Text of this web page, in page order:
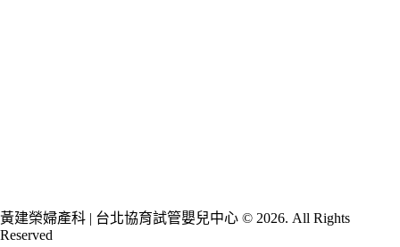
黃建榮婦產科 | 台北協育試管嬰兒中心 © 2026. All Rights
Reserved